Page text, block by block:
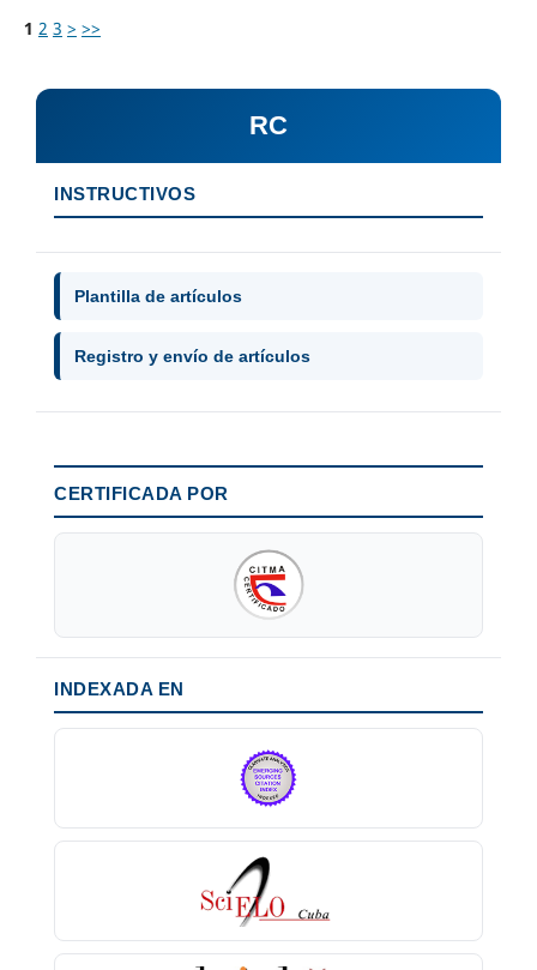
1 2 3 > >>
RC
INSTRUCTIVOS
Plantilla de artículos
Registro y envío de artículos
CERTIFICADA POR
INDEXADA EN